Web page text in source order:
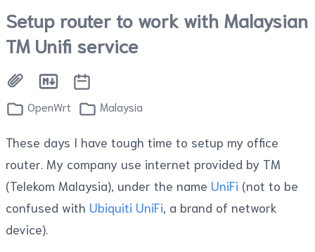
Setup router to work with Malaysian
TM Unifi service
OpenWrt Malaysia
These days I have tough time to setup my office
router. My company use internet provided by TM
(Telekom Malaysia), under the name UniFi (not to be
confused with Ubiquiti UniFi , a brand of network
device).